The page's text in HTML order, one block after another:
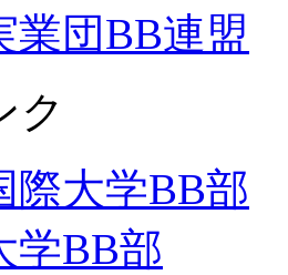
業団BB連盟
ク
際大学BB部
学BB部